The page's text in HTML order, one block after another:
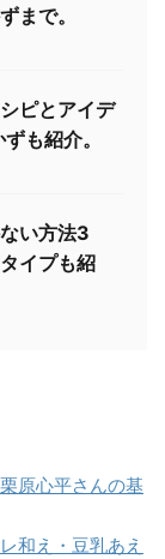
まで。
ピとアイデ
も紹介。
い方法3
イプも紹
原心平さんの基
和え・豆乳あえ